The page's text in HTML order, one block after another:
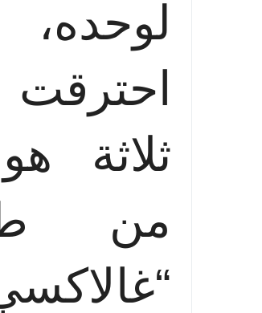
لوحده،
احترقت
ثلاثة
من